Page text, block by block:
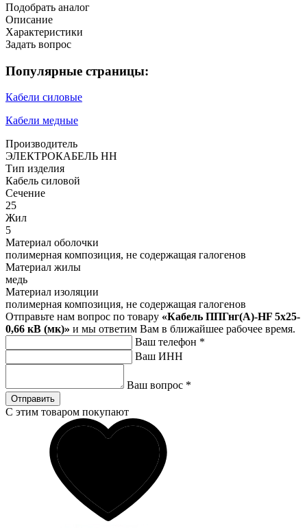
Подобрать аналог
Описание
Характеристики
Задать вопрос
Популярные страницы:
Кабели силовые
Кабели медные
Производитель
ЭЛЕКТРОКАБЕЛЬ НН
Тип изделия
Кабель силовой
Сечение
25
Жил
5
Материал оболочки
полимерная композиция, не содержащая галогенов
Материал жилы
медь
Материал изоляции
полимерная композиция, не содержащая галогенов
Отправьте нам вопрос по товару «Кабель ППГнг(А)-HF 5х25-
0,66 кВ (мк)» и мы ответим Вам в ближайшее рабочее время.
Ваш телефон *
Ваш ИНН
Ваш вопрос *
Отправить
С этим товаром покупают